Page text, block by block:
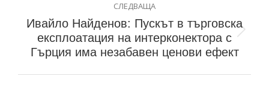
СЛЕДВАЩА
Ивайло Найденов: Пускът в търговска
експлоатация на интерконектора с
Гърция има незабавен ценови ефект